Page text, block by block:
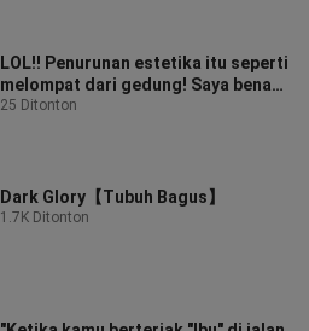
LOL!! Penurunan estetika itu seperti
melompat dari gedung! Saya benar-
benar khawatir dengan kondisi
25 Ditonton
Dark Glory【Tubuh Bagus】
1.7K Ditonton